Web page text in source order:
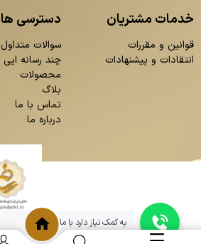
خدمات مشتریان
قوانین و مقررات
انتقادات و پیشنهادات
دسترسی ها
سوالات متداول
چند رسانه ایی
محصولات
بلاگ
تماس با ما
درباره ما
به کمک نیاز دارد با ما چت کنید